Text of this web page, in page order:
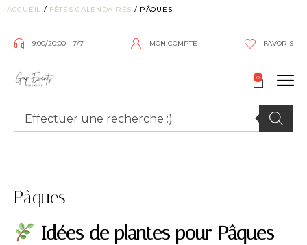
ACCUEIL / FÊTES CALENDAIRES / PÂQUES
9:00/20:00 - 7/7 MON COMPTE FAVORIS
0
Pâques
Idées de plantes pour Pâques